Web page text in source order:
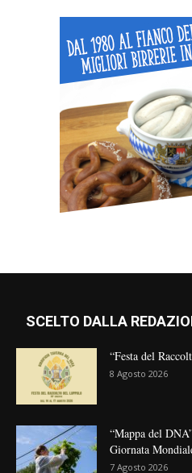
SCELTO DALLA
“Festa del
8 Agosto 2026
“Mappa del
Giornata
7 Agosto 2026